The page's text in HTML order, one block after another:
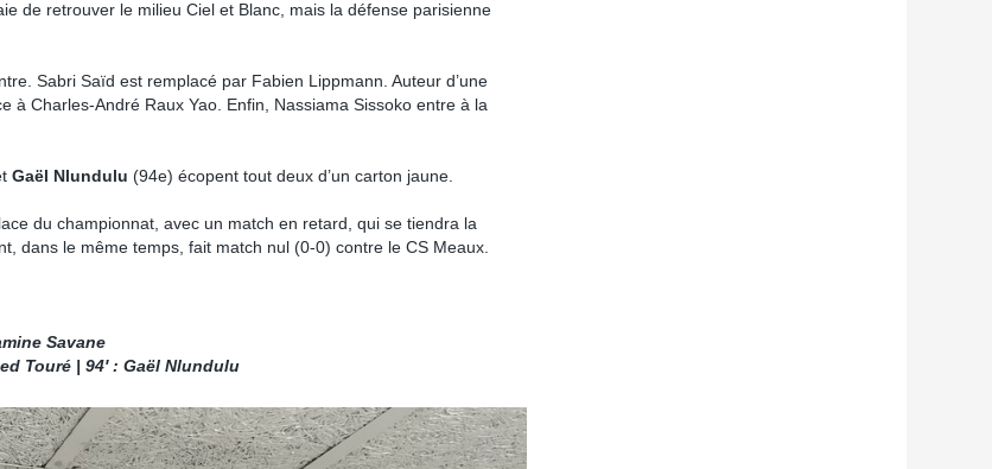
de retrouver le milieu Ciel et Blanc, mais la défense parisienne
Sabri Saïd est remplacé par Fabien Lippmann. Auteur d’une
Charles-André Raux Yao. Enfin, Nassiama Sissoko entre à la
Gaël Nlundulu (94e) écopent tout deux d’un carton jaune.
du championnat, avec un match en retard, qui se tiendra la
dans le même temps, fait match nul (0-0) contre le CS Meaux.
Savane
Touré | 94′ : Gaël Nlundulu